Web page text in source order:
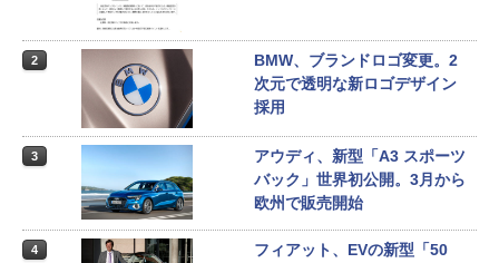
2
BMW、ブランドロゴ変更。2
次元で透明な新ロゴデザイン
採用
3
アウディ、新型「A3 スポーツ
バック」世界初公開。3月から
欧州で販売開始
4
フィアット、EVの新型「50